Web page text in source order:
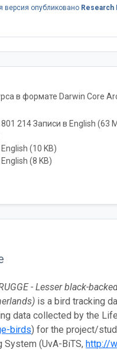
версия опубликовано Research
в формате Darwin Core
801 214 Записи в English (63
(10 KB)
(8 KB)
- Lesser black-
is a bird tracking
data collected by the
birds) for the project/
System (UvA-BiTS,http://